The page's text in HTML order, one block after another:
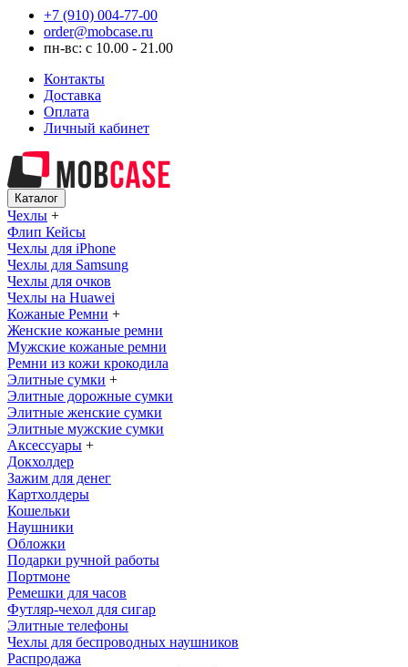
+7 (910) 004-77-00
order@mobcase.ru
пн-вс: с 10.00 - 21.00
Контакты
Доставка
Оплата
Личный кабинет
Каталог
Чехлы +
Флип Кейсы
Чехлы для iPhone
Чехлы для Samsung
Чехлы для очков
Чехлы на Huawei
Кожаные Ремни +
Женские кожаные ремни
Мужские кожаные ремни
Ремни из кожи крокодила
Элитные сумки +
Элитные дорожные сумки
Элитные женские сумки
Элитные мужские сумки
Аксессуары +
Докхолдер
Зажим для денег
Картхолдеры
Кошельки
Наушники
Обложки
Подарки ручной работы
Портмоне
Ремешки для часов
Футляр-чехол для сигар
Элитные телефоны
Чехлы для беспроводных наушников
Распродажа